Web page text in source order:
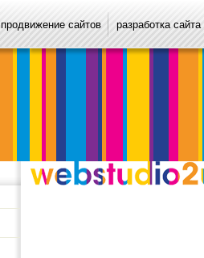
продвижение сайтов разработка сайта